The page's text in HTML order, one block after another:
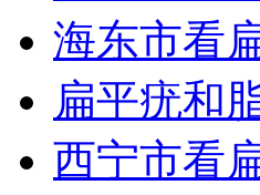
海东市看
扁平疣和
西宁市看